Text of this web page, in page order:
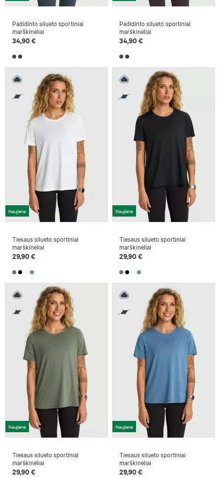
Padidinto silueto sportiniai
marškinėliai
34,90 €
Padidinto silueto sportiniai
marškinėliai
34,90 €
Naujiena
Tiesaus silueto sportiniai
marškinėliai
29,90 €
Naujiena
Tiesaus silueto sportiniai
marškinėliai
29,90 €
Naujiena
Tiesaus silueto sportiniai
marškinėliai
29,90 €
Naujiena
Tiesaus silueto sportiniai
marškinėliai
29,90 €